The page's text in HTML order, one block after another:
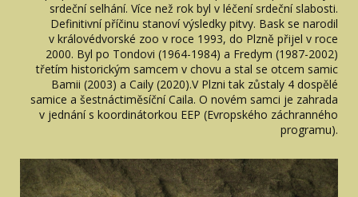
srdeční selhání. Více než rok byl v léčení srdeční slabosti.
Definitivní příčinu stanoví výsledky pitvy. Bask se narodil
v královédvorské zoo v roce 1993, do Plzně přijel v roce
2000. Byl po Tondovi (1964-1984) a Fredym (1987-2002)
třetím historickým samcem v chovu a stal se otcem samic
Bamii (2003) a Caily (2020).V Plzni tak zůstaly 4 dospělé
samice a šestnáctiměsíční Caila. O novém samci je zahrada
v jednání s koordinátorkou EEP (Evropského záchranného
programu).